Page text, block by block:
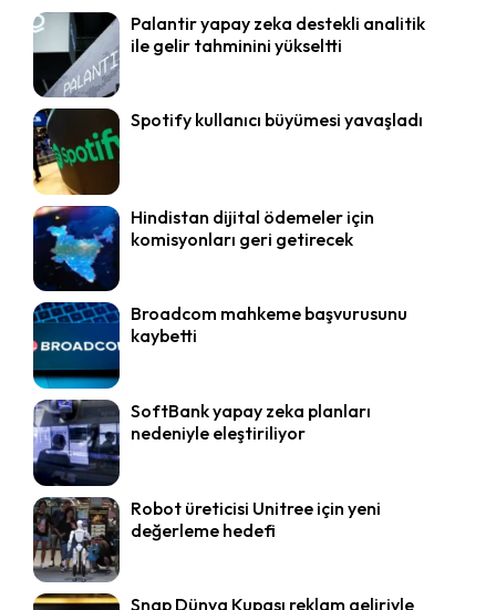
Palantir yapay zeka destekli analitik
ile gelir tahminini yükseltti
Spotify kullanıcı büyümesi yavaşladı
Hindistan dijital ödemeler için
komisyonları geri getirecek
Broadcom mahkeme başvurusunu
kaybetti
SoftBank yapay zeka planları
nedeniyle eleştiriliyor
Robot üreticisi Unitree için yeni
değerleme hedefi
Snap Dünya Kupası reklam geliriyle